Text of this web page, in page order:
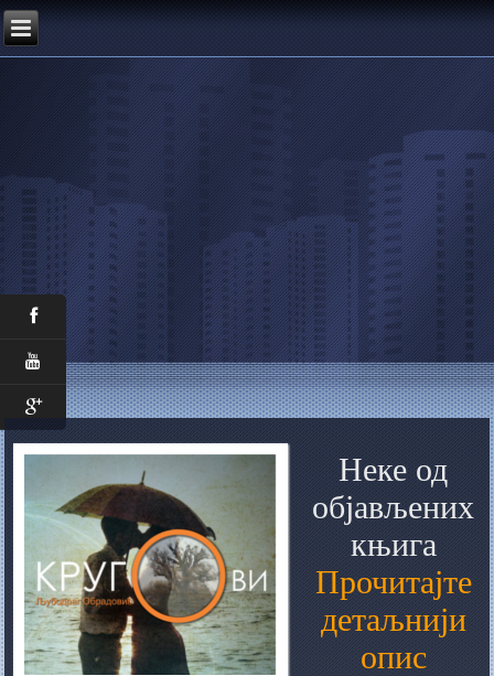
Неке од
објављених
књига
Прочитајте
детаљнији
опис